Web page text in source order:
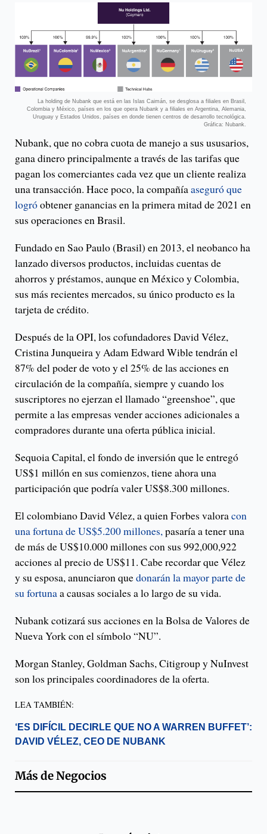
La holding de Nubank que está en las Islas Caimán, se desglosa a filiales en Brasil,
Colombia y México, países en los que opera Nubank y a filiales en Argentina, Alemania,
Uruguay y Estados Unidos, países en donde tienen centros de desarrollo tecnológica.
Gráfica: Nubank.
Nubank, que no cobra cuota de manejo a sus ususarios,
gana dinero principalmente a través de las tarifas que
pagan los comerciantes cada vez que un cliente realiza
una transacción. Hace poco, la compañíaaseguró que
logróobtener ganancias en la primera mitad de 2021 en
sus operaciones en Brasil.
Fundado en Sao Paulo (Brasil) en 2013, el neobanco ha
lanzado diversos productos, incluidas cuentas de
ahorros y préstamos, aunque en México y Colombia,
sus más recientes mercados, su único producto es la
tarjeta de crédito.
Después de la OPI, los cofundadores David Vélez,
Cristina Junqueira y Adam Edward Wible tendrán el
87% del poder de voto y el 25% de las acciones en
circulación de la compañía, siempre y cuando los
suscriptores no ejerzan el llamado “greenshoe”, que
permite a las empresas vender acciones adicionales a
compradores durante una oferta pública inicial.
Sequoia Capital, el fondo de inversión que le entregó
US$1 millón en sus comienzos, tiene ahora una
participación que podría valer US$8.300 millones.
El colombiano David Vélez, a quien Forbes valoracon
una fortuna de US$5.200 millones,pasaría a tener una
de más de US$10.000 millones con sus 992,000,922
acciones al precio de US$11. Cabe recordar que Vélez
y su esposa, anunciaron quedonarán la mayor parte de
su fortunaa causas sociales a lo largo de su vida.
Nubank cotizará sus acciones en la Bolsa de Valores de
Nueva York con el símbolo “NU”.
Morgan Stanley, Goldman Sachs, Citigroup y NuInvest
son los principales coordinadores de la oferta.
LEA TAMBIÉN:
‘ES DIFÍCIL DECIRLE QUE NO A WARREN BUFFET’:
DAVID VÉLEZ, CEO DE NUBANK
Más deNegocios